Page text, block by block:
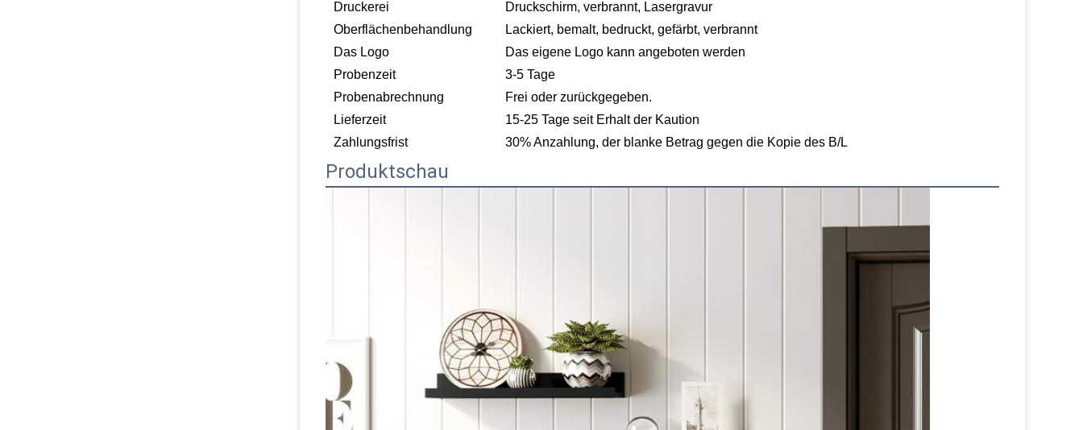
Druckerei
Druckschirm, verbrannt, Lasergravur
Oberflächenbehandlung
Lackiert, bemalt, bedruckt, gefärbt, verbrannt
Das Logo
Das eigene Logo kann angeboten werden
Probenzeit
3-5 Tage
Probenabrechnung
Frei oder zurückgegeben.
Lieferzeit
15-25 Tage seit Erhalt der Kaution
Zahlungsfrist
30% Anzahlung, der blanke Betrag gegen die Kopie des B/L
Produktschau